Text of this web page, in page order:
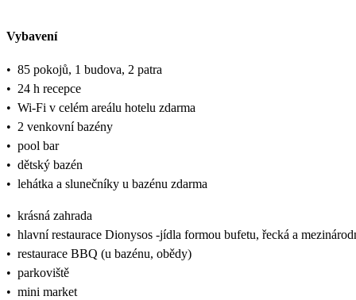
Vybavení
• 85 pokojů, 1 budova, 2 patra
• 24 h recepce
• Wi-Fi v celém areálu hotelu zdarma
• 2 venkovní bazény
• pool bar
• dětský bazén
• lehátka a slunečníky u bazénu zdarma
• krásná zahrada
• hlavní restaurace Dionysos -jídla formou bufetu, řecká a
• restaurace BBQ (u bazénu, obědy)
• parkoviště
• mini market